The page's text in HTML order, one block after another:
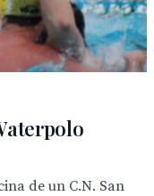
de un C.N. San